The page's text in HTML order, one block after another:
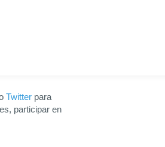
Twitter para
participar en